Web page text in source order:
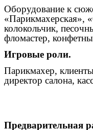
Оборудование к
«Парикмахерская»,
колокольчик,
фломастер,
Игровые роли.
Парикмахер,
директор салона,
Предварительная